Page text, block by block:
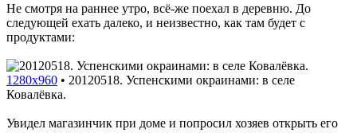
Не смотря на раннее утро, всё-же поехал в деревню. До
следующей ехать далеко, и неизвестно, как там будет с
продуктами:
1280x960 • 20120518. Успенскими окраинами: в селе
Ковалёвка.
Увидел магазинчик при доме и попросил хозяев открыть его